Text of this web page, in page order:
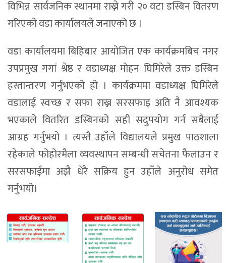
विभिन्न सार्वजनिक स्थानमा राख्ने गरी २० वटा डस्बिन वितरण
गरिएको वडा कार्यालयले जनाएको छ ।
वडा कार्यालयमा बिहिबार आयोजित एक कार्यक्रमबिच नगर
उपप्रमुख गगां श्रेष्ठ र वडाध्यक्ष मोहन घिमिरेले उक्त डस्बिन
हस्तान्तरण गर्नुभएको हो । कार्यक्रममा वडाध्यक्ष घिमिरेले
वडालाई स्वच्छ र सफा राख्न सरसफाइ अति नै आवश्यक
भएकाले वितरित डस्बिनको सही सदुपयोग गर्न सबैलाई
आग्रह गर्नुभयो । त्यस्तै उहाँले विद्यालयले प्रमुख पाठशाला
रहेकाले फोहोरमैला व्यवस्थापन सम्बन्धी सचेतना फैलाउन र
सरसफाईमा अझै धेरै सक्रिय हुन उहाँले अनुरोध समेत
गर्नुभयो।